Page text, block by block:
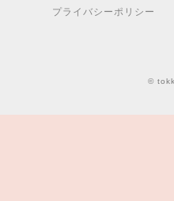
プライバシーポリシー
©